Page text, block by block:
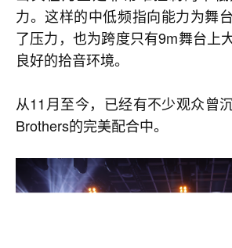
力。这样的中低频指向能力为舞
了压力，也为跨度只有9m舞台上
良好的拾音环境。
从11月至今，已经有不少观众曾
Brothers的完美配合中。